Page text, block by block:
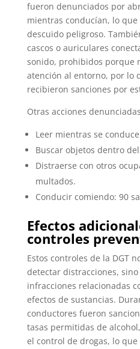
fueron denunciados por
mientras conducían, lo
descuido peligroso.
cascos o auriculares
sonido, prohibidos porque
atención al entorno, por lo
recibieron sanciones por
Otras acciones
Leer mientras se
Buscar objetos dentro
Distraerse con otros
multados.
Conducir comiendo: 90
Efectos
controles
Estos controles de la DGT
detectar distracciones,
infracciones relacionadas
efectos de sustancias.
conductores fueron
tasas permitidas de
el control de drogas, lo